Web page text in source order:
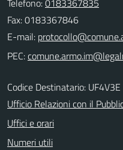
Fax: 0183367846
E-mail:
PEC:
Codice Destinatario: UF4V3E
Ufficio Relazioni con il
Uffici e orari
Numeri utili